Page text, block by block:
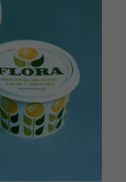
går
välja
De
för